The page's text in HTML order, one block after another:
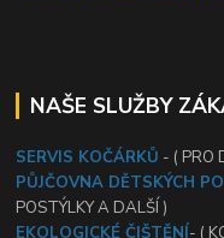
NAŠE SLUŽBY
SERVIS KOČÁRKŮ - ( PRO
PŮJČOVNA DĚTSKÝCH
POSTÝLKY A DALŠÍ )
EKOLOGICKÉ ČIŠTĚNÍ- (